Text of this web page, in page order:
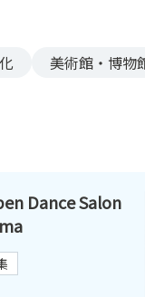
美術館・博物
Dance Salon